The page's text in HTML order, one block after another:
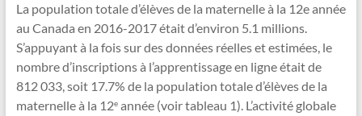
La population totale d’élèves de la maternelle à la 12e année
au Canada en 2016-2017 était d’environ 5.1 millions.
S’appuyant à la fois sur des données réelles et estimées, le
nombre d’inscriptions à l’apprentissage en ligne était de
812 033, soit 17.7% de la population totale d’élèves de la
maternelle à la 12eannée (voir tableau 1). L’activité globale